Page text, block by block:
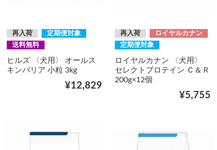
再入荷
定期便対象
送料無料
ヒルズ 〈犬用〉 オールス
キンバリア 小粒 3kg
¥12,829
再入荷
ロイヤルカナン
定期便対象
ロイヤルカナン 〈犬用〉
セレクトプロテイン Ｃ＆Ｒ
200g×12個
¥5,755